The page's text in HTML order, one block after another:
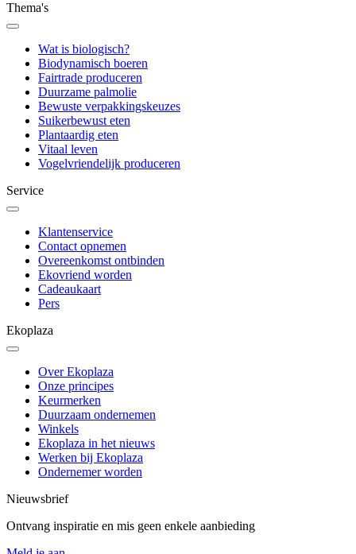
Thema's
Wat is biologisch?
Biodynamisch boeren
Fairtrade produceren
Duurzame palmolie
Bewuste verpakkingskeuzes
Suikerbewust eten
Plantaardig eten
Vitaal leven
Vogelvriendelijk produceren
Service
Klantenservice
Contact opnemen
Overeenkomst ontbinden
Ekovriend worden
Cadeaukaart
Pers
Ekoplaza
Over Ekoplaza
Onze principes
Keurmerken
Duurzaam ondernemen
Winkels
Ekoplaza in het nieuws
Werken bij Ekoplaza
Ondernemer worden
Nieuwsbrief
Ontvang inspiratie en mis geen enkele aanbieding